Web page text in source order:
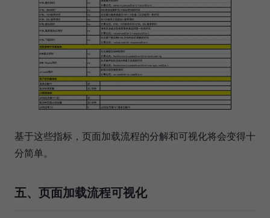
基于这些指标，页面加载流程的分解和可视化将会变得十
分简单。
五、页面加载流程可视化